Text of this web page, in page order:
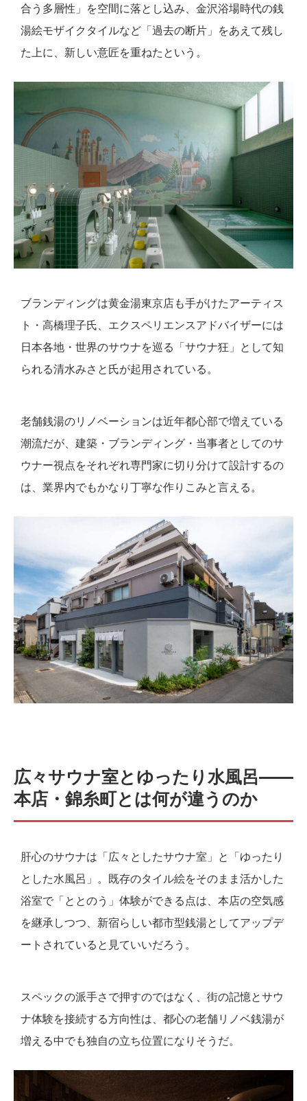
合う多層性」を空間に落とし込み、金沢浴場時代の銭
湯絵モザイクタイルなど「過去の断片」をあえて残し
た上に、新しい意匠を重ねたという。
ブランディングは黄金湯東京店も手がけたアーティス
ト・高橋理子氏、エクスペリエンスアドバイザーには
日本各地・世界のサウナを巡る「サウナ狂」として知
られる清水みさと氏が起用されている。
老舗銭湯のリノベーションは近年都心部で増えている
潮流だが、建築・ブランディング・当事者としてのサ
ウナー視点をそれぞれ専門家に切り分けて設計するの
は、業界内でもかなり丁寧な作りこみと言える。
広々サウナ室とゆったり水風呂——
本店・錦糸町とは何が違うのか
肝心のサウナは「広々としたサウナ室」と「ゆったり
とした水風呂」。既存のタイル絵をそのまま活かした
浴室で「ととのう」体験ができる点は、本店の空気感
を継承しつつ、新宿らしい都市型銭湯としてアップデ
ートされていると見ていいだろう。
スペックの派手さで押すのではなく、街の記憶とサウ
ナ体験を接続する方向性は、都心の老舗リノベ銭湯が
増える中でも独自の立ち位置になりそうだ。